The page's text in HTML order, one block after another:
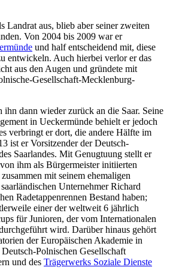
Landrat aus, blieb aber seiner zweiten
Von 2004 bis 2009 war er
und half entscheidend mit, diese
entwickeln. Auch hierbei verlor er das
aus den Augen und gründete mit
Gesellschaft-Mecklenburg-
dann wieder zurück an die Saar. Seine
in Ueckermünde behielt er jedoch
verbringt er dort, die andere Hälfte im
ist er Vorsitzender der Deutsch-
Saarlandes. Mit Genugtuung stellt er
ihm als Bürgermeister initiierten
mit seinem ehemaligen
Unternehmer Richard
Radetappenrennen Bestand haben;
einer der weltweit 6 jährlich
für Junioren, der vom Internationalen
wird. Darüber hinaus gehört
der Europäischen Akademie in
Polnischen Gesellschaft
und des Trägerwerks Soziale Dienste